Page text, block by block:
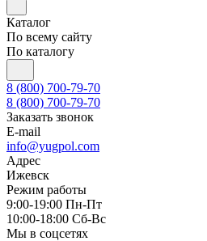
Каталог
По всему сайту
По каталогу
8 (800) 700-79-70
8 (800) 700-79-70
Заказать звонок
E-mail
info@yugpol.com
Адрес
Ижевск
Режим работы
9:00-19:00 Пн-Пт
10:00-18:00 Cб-Вс
Мы в соцсетях